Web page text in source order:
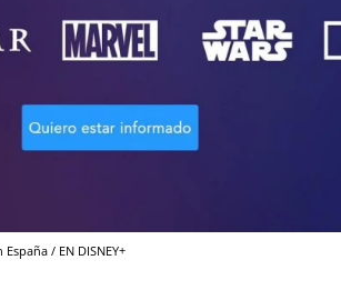
/ EN DISNEY+